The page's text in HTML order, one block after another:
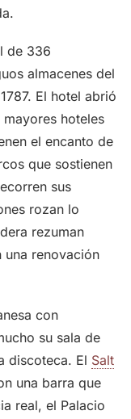
de 336
almacenes del
El hotel abrió
hoteles
el encanto de
que sostienen
sus
rozan lo
rezuman
una renovación
con
su sala de
discoteca. El Salt
una barra que
real, el Palacio